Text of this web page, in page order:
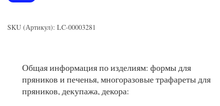
SKU (Артикул): LC-00003281
Общая информация по изделиям: формы для
пряников и печенья, многоразовые трафареты для
пряников, декупажа, декора: